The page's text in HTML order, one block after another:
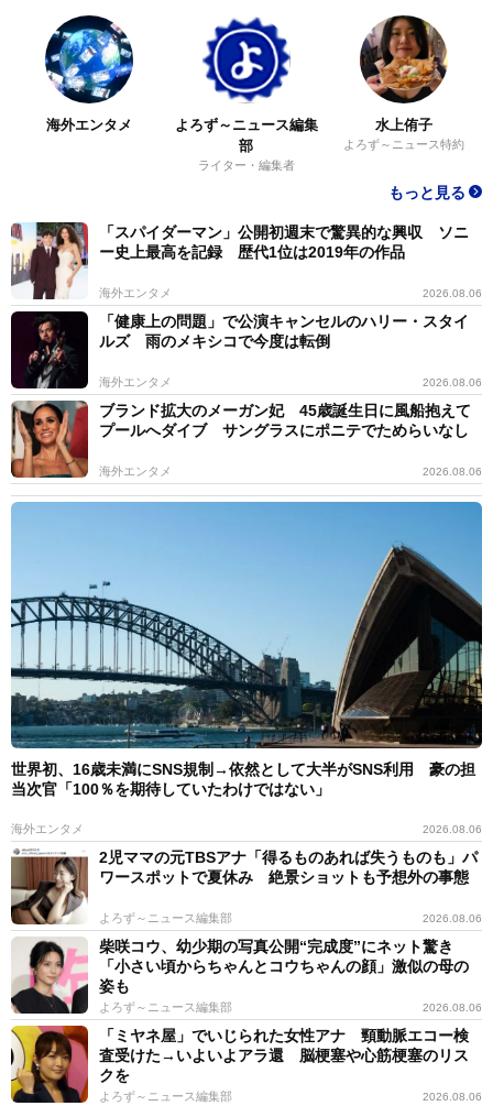
海外エンタメ
よろず～ニュース編集
部
ライター・編集者
水上侑子
よろず～ニュース特約
もっと見る
「スパイダーマン」公開初週末で驚異的な興収 ソニ
ー史上最高を記録 歴代1位は2019年の作品
海外エンタメ 2026.08.06
「健康上の問題」で公演キャンセルのハリー・スタイ
ルズ 雨のメキシコで今度は転倒
海外エンタメ 2026.08.06
ブランド拡大のメーガン妃 45歳誕生日に風船抱えて
プールへダイブ サングラスにポニテでためらいなし
海外エンタメ 2026.08.06
世界初、16歳未満にSNS規制→依然として大半がSNS利用 豪の担
当次官「100％を期待していたわけではない」
海外エンタメ 2026.08.06
2児ママの元TBSアナ「得るものあれば失うものも」パ
ワースポットで夏休み 絶景ショットも予想外の事態
よろず～ニュース編集部 2026.08.06
柴咲コウ、幼少期の写真公開“完成度”にネット驚き
「小さい頃からちゃんとコウちゃんの顔」激似の母の
姿も
よろず～ニュース編集部 2026.08.06
「ミヤネ屋」でいじられた女性アナ 頸動脈エコー検
査受けた→いよいよアラ還 脳梗塞や心筋梗塞のリス
クを
よろず～ニュース編集部 2026.08.06